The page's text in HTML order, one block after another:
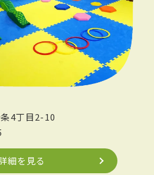
4丁目2-10
細を見る